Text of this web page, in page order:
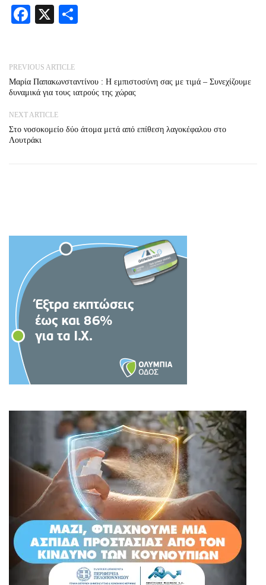
Facebook
X
PREVIOUS ARTICLE
Μαρία Παπακωνσταντίνου : Η εμπιστοσύνη σας με τιμά – Συνεχίζουμε
δυναμικά για τους ιατρούς της χώρας
NEXT ARTICLE
Στο νοσοκομείο δύο άτομα μετά από επίθεση λαγοκέφαλου στο
Λουτράκι